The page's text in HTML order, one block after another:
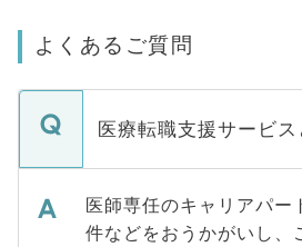
よくあるご質問
医療転職支援サービス
医師専任のキャリアパー
件などをおうかがいし、